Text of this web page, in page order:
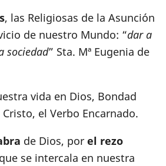
, las Religiosas de la Asunción
de nuestro Mundo: “dar a
sociedad” Sta. Mª Eugenia de
vida en Dios, Bondad
el Verbo Encarnado.
de Dios, por el rezo
se intercala en nuestra